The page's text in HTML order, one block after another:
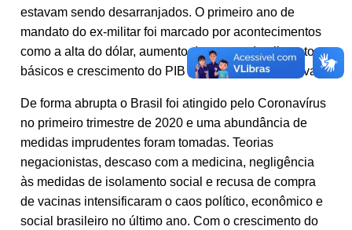
estavam sendo desarranjados. O primeiro ano de
mandato do ex-militar foi marcado por acontecimentos
como a alta do dólar, aumento de preços de alimentos
básicos e crescimento do PIB abaixo das expectativas.
De forma abrupta o Brasil foi atingido pelo Coronavírus
no primeiro trimestre de 2020 e uma abundância de
medidas imprudentes foram tomadas. Teorias
negacionistas, descaso com a medicina, negligência
às medidas de isolamento social e recusa de compra
de vacinas intensificaram o caos político, econômico e
social brasileiro no último ano. Com o crescimento do